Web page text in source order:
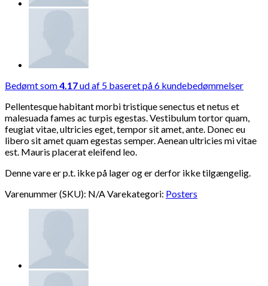
Bedømt som4.17ud af 5 baseret på6 kundebedømmelser
Pellentesque habitant morbi tristique senectus et netus et
malesuada fames ac turpis egestas. Vestibulum tortor quam,
feugiat vitae, ultricies eget, tempor sit amet, ante. Donec eu
libero sit amet quam egestas semper. Aenean ultricies mi vitae
est. Mauris placerat eleifend leo.
Denne vare er p.t. ikke på lager og er derfor ikke tilgængelig.
Varenummer (SKU): N/AVarekategori: Posters